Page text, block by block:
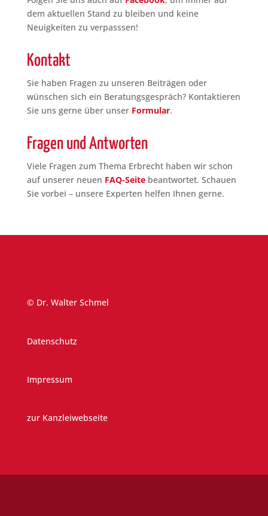
i
v
:
dem aktuellen Stand zu bleiben und keine
Neuigkeiten zu verpasssen!
Kontakt
Sie haben Fragen zu unseren Beiträgen oder
wünschen sich ein Beratungsgespräch? Kontaktieren
Sie uns gerne über unser Formular.
Fragen und Antworten
Viele Fragen zum Thema Erbrecht haben wir schon
auf unserer neuen FAQ-Seitebeantwortet. Schauen
Sie vorbei – unsere Experten helfen Ihnen gerne.
© Dr. Walter Schmel
Datenschutz
Impressum
zur Kanzleiwebseite